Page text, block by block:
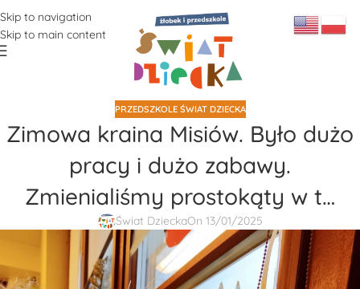
Skip to navigation
Skip to main content
PRZEDSZKOLE ŚWIAT DZIECKA
Zimowa kraina Misiów. Było dużo
pracy i dużo zabawy.
Zmienialiśmy prostokąty w t…
Świat DzieckaOn 13/01/2025